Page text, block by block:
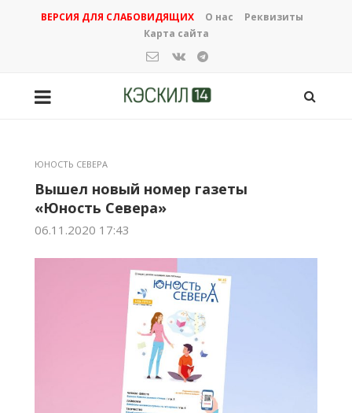
ВЕРСИЯ ДЛЯ СЛАБОВИДЯЩИХ О нас
Реквизиты
Карта сайта
ЮНОСТЬ СЕВЕРА
Вышел новый номер газеты
«Юность Севера»
06.11.2020 17:43